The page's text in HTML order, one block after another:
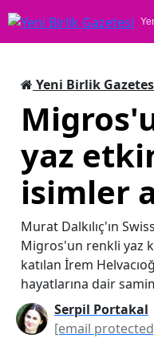
Yeni Birlik
yaz
isimler
Murat Dalkılıç'ın
Migros'un renkli yaz
katılan İrem
hayatlarına dair
Serpil Portakal
[email